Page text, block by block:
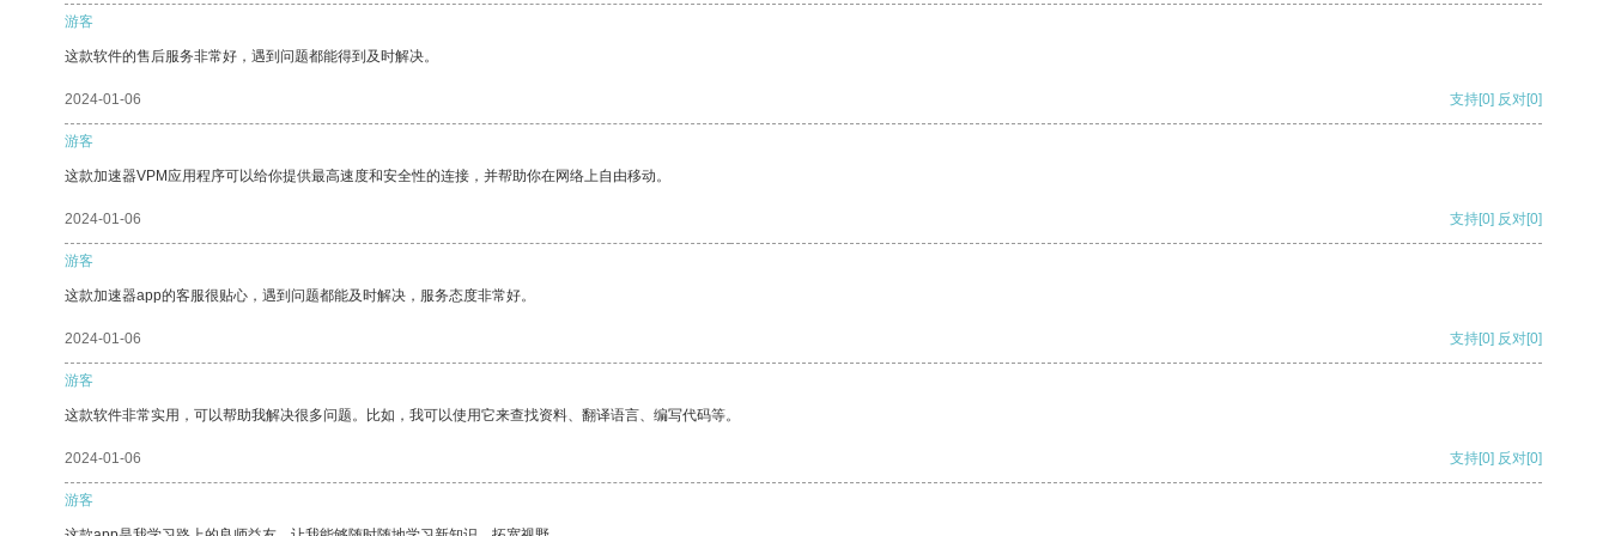
游客
这款软件的售后服务非常好，遇到问题都能得到及时解决。
2024-01-06 支持[0] 反对[0]
游客
这款加速器VPM应用程序可以给你提供最高速度和安全性的连接，并帮助你在网络上自由移动。
2024-01-06 支持[0] 反对[0]
游客
这款加速器app的客服很贴心，遇到问题都能及时解决，服务态度非常好。
2024-01-06 支持[0] 反对[0]
游客
这款软件非常实用，可以帮助我解决很多问题。比如，我可以使用它来查找资料、翻译语言、编写代码等。
2024-01-06 支持[0] 反对[0]
游客